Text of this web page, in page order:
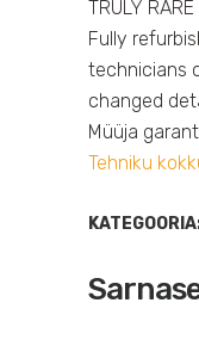
TRULY RARE
Fully
technicians
changed
Müüja
Tehniku